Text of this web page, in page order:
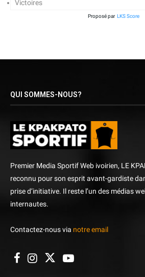
Victoires
Proposé par LKS Score
QUI SOMMES-NOUS?
Premier Media Sportif Web ivoirien, LE
reconnu pour son esprit avant-gardiste
prise d’initiative. Il reste l’un des médias
internautes.
Contactez-nous via notre email